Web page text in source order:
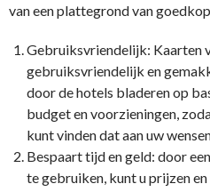
van een plattegrond van
Gebruiksvriendelijk: Kaarten
gebruiksvriendelijk en
door de hotels bladeren op
budget en voorzieningen,
kunt vinden dat aan uw
Bespaart tijd en geld: door
te gebruiken, kunt u prijzen